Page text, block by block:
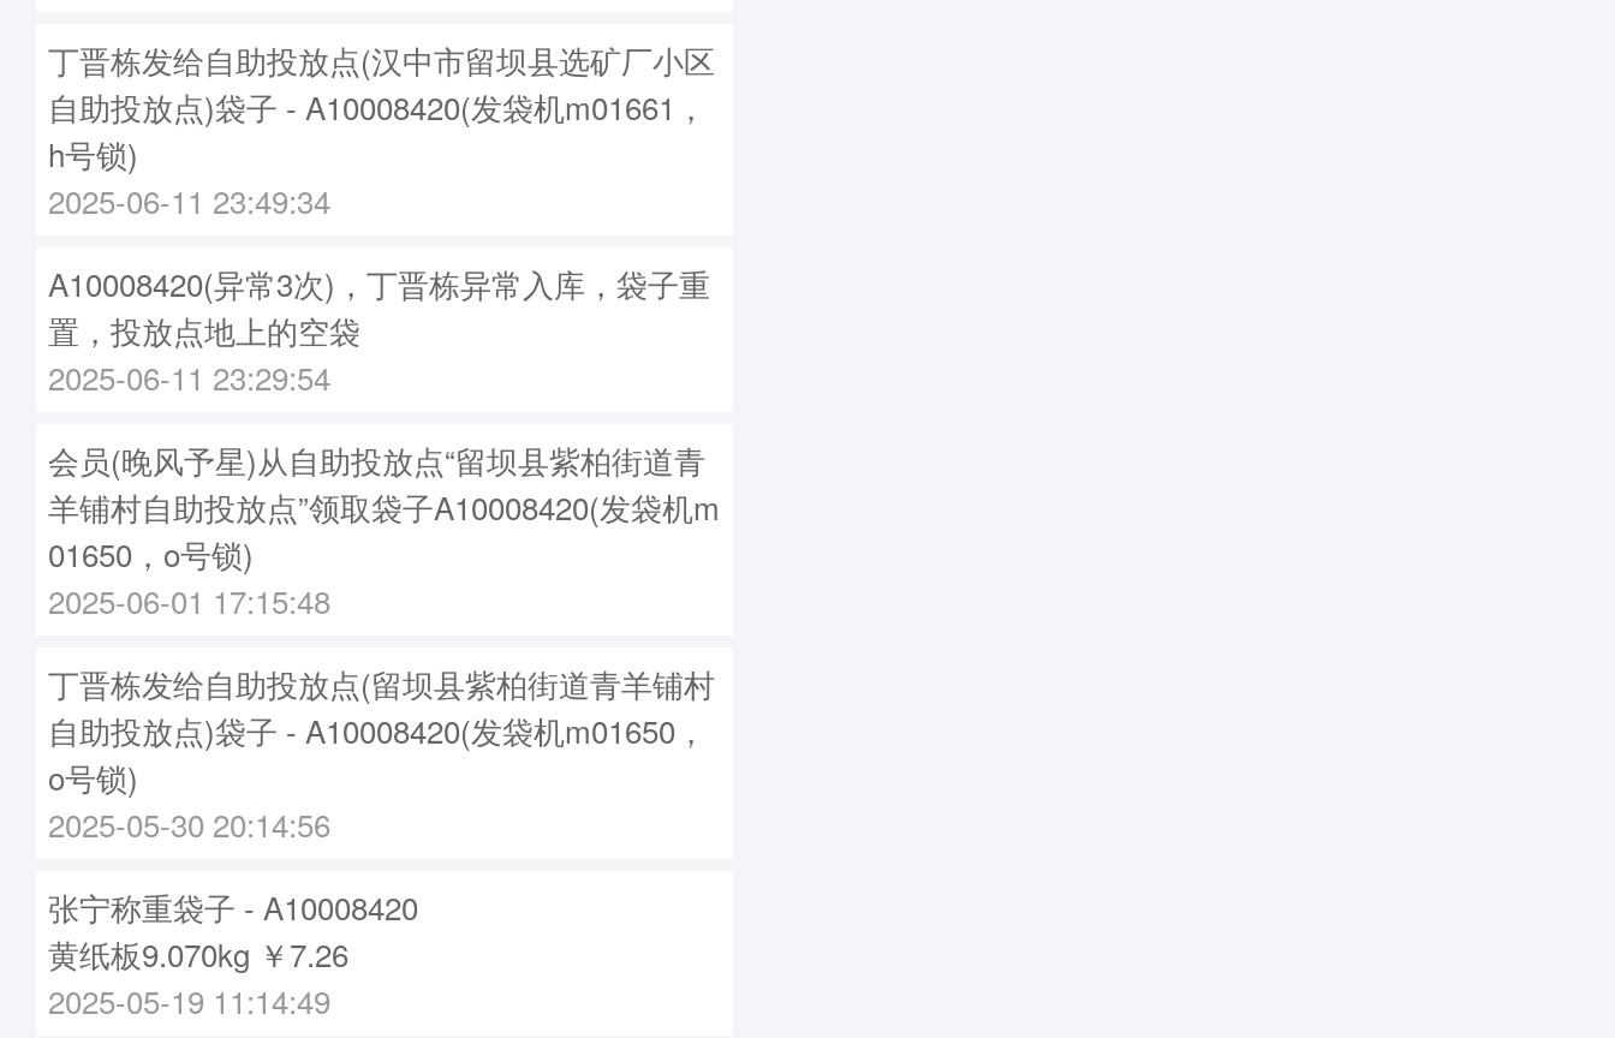
丁晋栋发给自助投放点(汉中市留坝县选矿厂小区
自助投放点)袋子 - A10008420(发袋机m01661，
h号锁)
2025-06-11 23:49:34
A10008420(异常3次)，丁晋栋异常入库，袋子重
置，投放点地上的空袋
2025-06-11 23:29:54
会员(晚风予星)从自助投放点“留坝县紫柏街道青
羊铺村自助投放点”领取袋子A10008420(发袋机m
01650，o号锁)
2025-06-01 17:15:48
丁晋栋发给自助投放点(留坝县紫柏街道青羊铺村
自助投放点)袋子 - A10008420(发袋机m01650，
o号锁)
2025-05-30 20:14:56
张宁称重袋子 - A10008420
黄纸板9.070kg ￥7.26
2025-05-19 11:14:49